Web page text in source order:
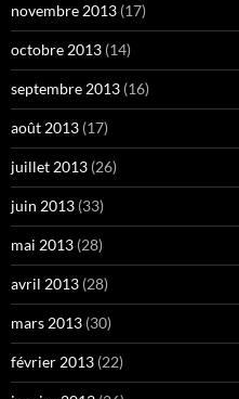
novembre 2013 (17)
octobre 2013 (14)
septembre 2013 (16)
août 2013 (17)
juillet 2013 (26)
juin 2013 (33)
mai 2013 (28)
avril 2013 (28)
mars 2013 (30)
février 2013 (22)